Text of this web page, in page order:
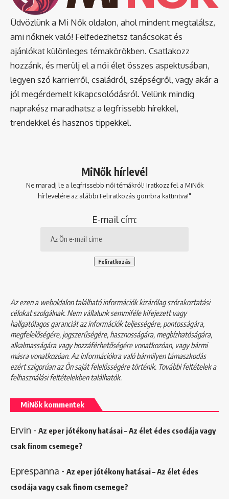
Üdvözlünk a Mi Nők oldalon, ahol mindent megtalálsz,
ami nőknek való! Felfedezhetsz tanácsokat és
ajánlókat különleges témakörökben. Csatlakozz
hozzánk, és merülj el a női élet összes aspektusában,
legyen szó karrierről, családról, szépségről, vagy akár a
jól megérdemelt kikapcsolódásról. Velünk mindig
naprakész maradhatsz a legfrissebb hírekkel,
trendekkel és hasznos tippekkel.
MiNők hírlevél
Ne maradj le a legfrissebb női témákról! Iratkozz fel a MiNők
hírlevelére az alábbi Feliratkozás gombra kattintva!"
E-mail cím:
Az ezen a weboldalon található információk kizárólag szórakoztatási
célokat szolgálnak. Nem vállalunk semmiféle kifejezett vagy
hallgatólagos garanciát az információk teljességére, pontosságára,
megfelelőségére, jogszerűségére, hasznosságára, megbízhatóságára,
alkalmasságára vagy hozzáférhetőségére vonatkozóan, vagy bármi
másra vonatkozóan. Az információkra való bármilyen támaszkodás
ezért szigorúan az Ön saját felelősségére történik. További feltételek a
felhasználási feltételekbentalálhatók.
MiNők kommentek
Ervin - Az eper jótékony hatásai – Az élet édes csodája vagy
csak finom csemege?
Eprespanna - Az eper jótékony hatásai – Az élet édes
csodája vagy csak finom csemege?